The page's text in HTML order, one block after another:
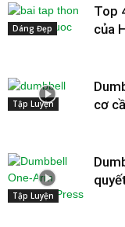
Dáng Đẹp
Top
của
Tập Luyện
cơ
Tập Luyện